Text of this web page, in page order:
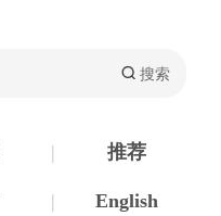
| 推荐
| English